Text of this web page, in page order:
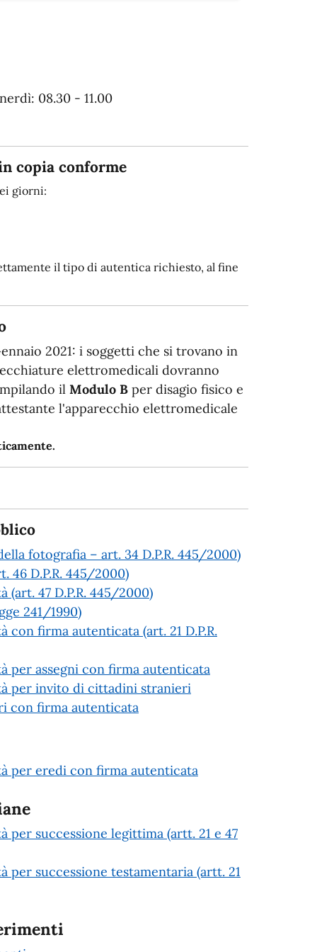
08.30 - 11.00
copia conforme
giorni:
il tipo di autentica richiesto, al fine
2021: i soggetti che si trovano in
elettromedicali dovranno
ilModulo B per disagio fisico e
l'apparecchio elettromedicale
fotografia – art. 34 D.P.R. 445/2000)
46 D.P.R. 445/2000)
47 D.P.R. 445/2000)
241/1990)
firma autenticata (art. 21 D.P.R.
per assegni con firma autenticata
per invito di cittadini stranieri
con firma autenticata
per eredi con firma autenticata
successione legittima (artt. 21 e 47
successione testamentaria (artt. 21